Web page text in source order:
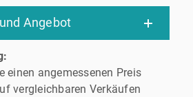
Angebot
einen angemessenen Preis
vergleichbaren Verkäufen